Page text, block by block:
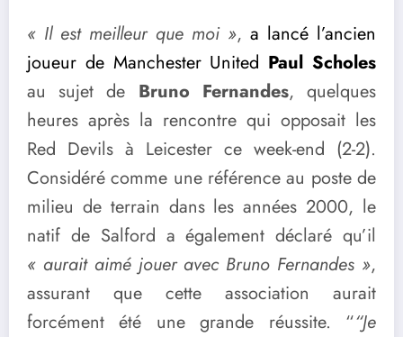
« Il est meilleur que moi », a lancé l’ancien
joueur de Manchester United Paul Scholes
au sujet de Bruno Fernandes, quelques
heures après la rencontre qui opposait les
Red Devils à Leicester ce week-end (2-2).
Considéré comme une référence au poste de
milieu de terrain dans les années 2000, le
natif de Salford a également déclaré qu’il
« aurait aimé jouer avec Bruno Fernandes »,
assurant que cette association aurait
forcément été une grande réussite.
“Je